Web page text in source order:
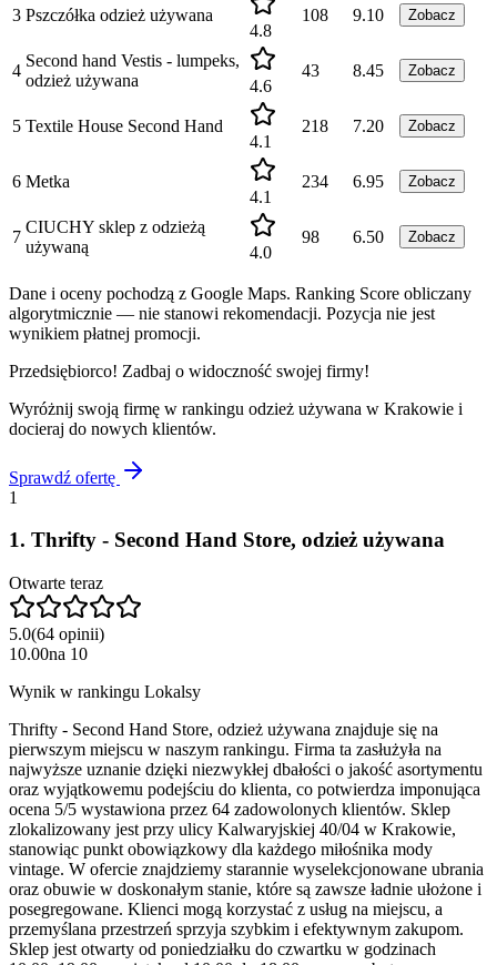
3 Pszczółka odzież używana
4.8
108 9.10 Zobacz
4
Second hand Vestis - lumpeks,
odzież używana
4.6
43 8.45 Zobacz
5 Textile House Second Hand
4.1
218 7.20 Zobacz
6 Metka
4.1
234 6.95 Zobacz
7
CIUCHY sklep z odzieżą
używaną
4.0
98 6.50 Zobacz
Dane i oceny pochodzą z Google Maps. Ranking Score obliczany
algorytmicznie — nie stanowi rekomendacji. Pozycja nie jest
wynikiem płatnej promocji.
Przedsiębiorco! Zadbaj o widoczność swojej firmy!
Wyróżnij swoją firmę w rankingu odzież używana w Krakowie i
docieraj do nowych klientów.
Sprawdź ofertę
1
1. Thrifty - Second Hand Store, odzież używana
Otwarte teraz
5.0(64 opinii)
10.00na 10
Wynik w rankingu Lokalsy
Thrifty - Second Hand Store, odzież używana znajduje się na
pierwszym miejscu w naszym rankingu. Firma ta zasłużyła na
najwyższe uznanie dzięki niezwykłej dbałości o jakość asortymentu
oraz wyjątkowemu podejściu do klienta, co potwierdza imponująca
ocena 5/5 wystawiona przez 64 zadowolonych klientów. Sklep
zlokalizowany jest przy ulicy Kalwaryjskiej 40/04 w Krakowie,
stanowiąc punkt obowiązkowy dla każdego miłośnika mody
vintage. W ofercie znajdziemy starannie wyselekcjonowane ubrania
oraz obuwie w doskonałym stanie, które są zawsze ładnie ułożone i
posegregowane. Klienci mogą korzystać z usług na miejscu, a
przemyślana przestrzeń sprzyja szybkim i efektywnym zakupom.
Sklep jest otwarty od poniedziałku do czwartku w godzinach